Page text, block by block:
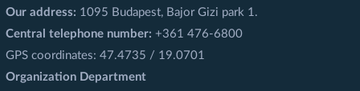
Our address: 1095 Budapest, Bajor Gizi park 1.
Central telephone number: +361 476-6800
GPS coordinates: 47.4735 / 19.0701
Organization Department